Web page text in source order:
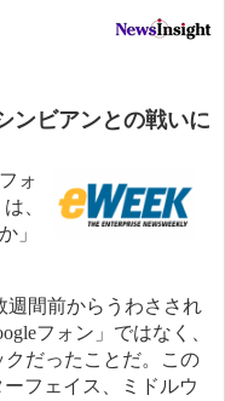
ンビアンとの戦いに
ォ
、
」
間前からうわさされ
フォン」ではなく、
だったことだ。この
フェイス、ミドルウ